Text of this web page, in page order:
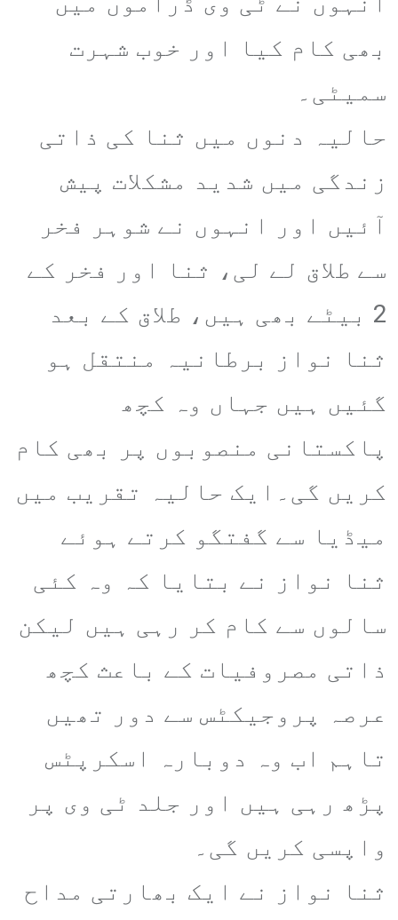
بھی کام کیا اور خوب شہرت
سمیٹی۔
حالیہ دنوں میں ثنا کی ذاتی
زندگی میں شدید مشکلات پیش
آئیں اور انہوں نے شوہر فخر
سے طلاق لے لی، ثنا اور فخر کے
2 بیٹے بھی ہیں، طلاق کے بعد
ثنا نواز برطانیہ منتقل ہو
گئیں ہیں جہاں وہ کچھ
پاکستانی منصوبوں پر بھی کام
کریں گی۔ایک حالیہ تقریب میں
میڈیا سے گفتگو کرتے ہوئے
ثنا نواز نے بتایا کہ وہ کئی
سالوں سے کام کر رہی ہیں لیکن
ذاتی مصروفیات کے باعث کچھ
عرصہ پروجیکٹس سے دور تھیں
تاہم اب وہ دوبارہ اسکرپٹس
پڑھ رہی ہیں اور جلد ٹی وی پر
واپسی کریں گی۔
ثنا نواز نے ایک بھارتی مداح